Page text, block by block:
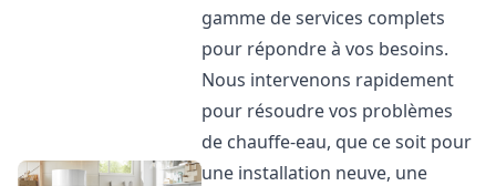
gamme de services complets
pour répondre à vos besoins.
Nous intervenons rapidement
pour résoudre vos problèmes
de chauffe-eau, que ce soit pour
une installation neuve, une